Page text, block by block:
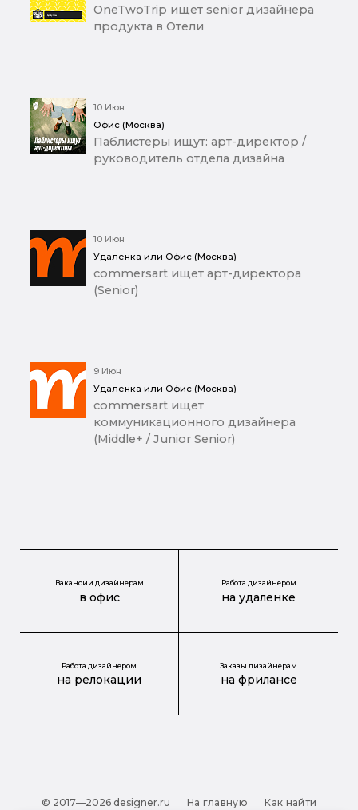
OneTwoTrip ищет senior дизайнера
продукта в Отели
10 Июн
Офис (Москва)
Паблистеры ищут: арт-директор /
руководитель отдела дизайна
10 Июн
Удаленка или Офис (Москва)
commersart ищет арт-директора
(Senior)
9 Июн
Удаленка или Офис (Москва)
commersart ищет
коммуникационного дизайнера
(Middle+ / Junior Senior)
Вакансии дизайнерам
в офис
Работа дизайнером
на удаленке
Работа дизайнером
на релокации
Заказы дизайнерам
на фрилансе
© 2017—2026 designer.ru На главную Как найти